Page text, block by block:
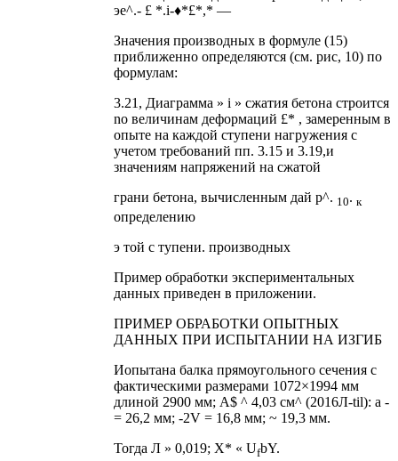
эе^.- £ *.i-♦*£*,* —
Значения производных в формуле (15)
приближенно определяются (см. рис, 10) по
формулам:
3.21, Диаграмма » i » сжатия бетона строится
no величинам деформаций £* , замеренным в
опыте на каждой ступени нагружения с
учетом требований пп. 3.15 и 3.19,и
значениям напряжений на сжатой
грани бетона, вычисленным дай р^. 10. к
определению
э той с тупени. производных
Пример обработки экспериментальных
данных приведен в приложении.
ПРИМЕР ОБРАБОТКИ ОПЫТНЫХ
ДАННЫХ ПРИ ИСПЫТАНИИ НА ИЗГИБ
Иопытана балка прямоугольного сечения с
фактическими размерами 1072×1994 мм
длиной 2900 мм; А$ ^ 4,03 см^ (2016Л-til): а -
= 26,2 мм; -2V = 16,8 мм; ~ 19,3 мм.
Тогда Л » 0,019; X* « UfbY.